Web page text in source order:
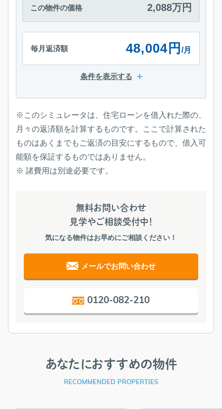
この物件の価格 2,088万円
毎月返済額 48,004円 /月
条件を表示する
※このシミュレータは、住宅ローンを借入れた際の、
月々の返済額を計算するものです。ここで計算された
ものはあくまでもご返済の目安にするもので、借入可
能額を保証するものではありません。
※ 諸費用は別途必要です。
無料お問い合わせ
見学やご相談受付中！
気になる物件はお早めにご相談ください！
メールでお問い合わせ
0120-082-210
あなたにおすすめの物件
RECOMMENDED PROPERTIES